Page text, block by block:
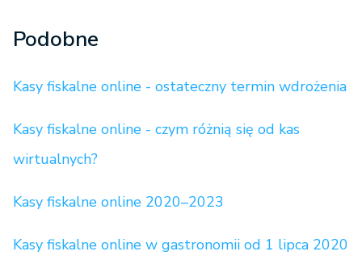
Podobne
Kasy fiskalne online - ostateczny termin wdrożenia
Kasy fiskalne online - czym różnią się od kas
wirtualnych?
Kasy fiskalne online 2020–2023
Kasy fiskalne online w gastronomii od 1 lipca 2020